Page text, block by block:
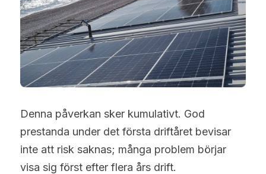
Denna påverkan sker kumulativt. God
prestanda under det första driftåret bevisar
inte att risk saknas; många problem börjar
visa sig först efter flera års drift.